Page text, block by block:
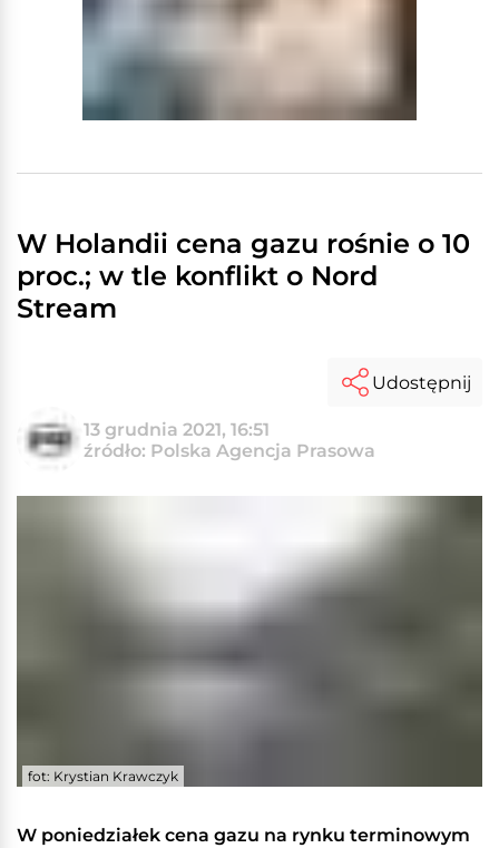
W Holandii cena gazu rośnie o 10
proc.; w tle konflikt o Nord
Stream
13 grudnia 2021, 16:51
źródło: Polska Agencja Prasowa
Udostępnij
fot: Krystian Krawczyk
W poniedziałek cena gazu na rynku terminowym